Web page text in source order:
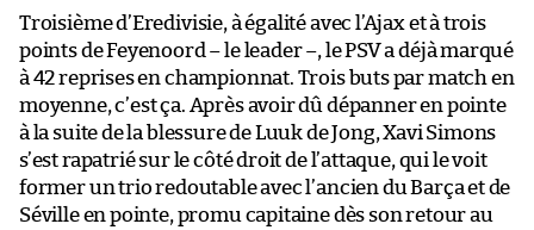
Troisième d’Eredivisie, à égalité avec l’Ajax et à trois
points de Feyenoord – le leader –, le PSV a déjà marqué
à 42 reprises en championnat. Trois buts par match en
moyenne, c’est ça. Après avoir dû dépanner en pointe
à la suite de la blessure de Luuk de Jong, Xavi Simons
s’est rapatrié sur le côté droit de l’attaque, qui le voit
former un trio redoutable avec l’ancien du Barça et de
Séville en pointe, promu capitaine dès son retour au